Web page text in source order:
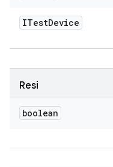
ITestDevice
Resi
boolean